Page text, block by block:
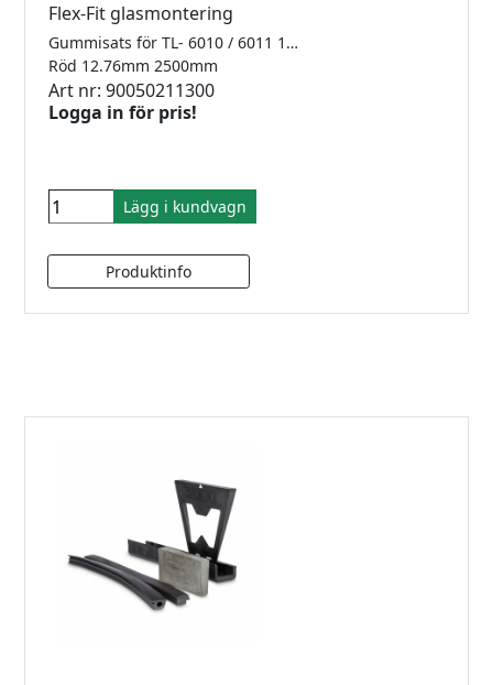
Flex-Fit glasmontering
Gummisats för TL- 6010 / 6011 1.0kN Finns i 2500mm, 5000mm samt 25meter
Röd 12.76mm 2500mm
Art nr: 90050211300
Logga in för pris!
Lägg i kundvagn